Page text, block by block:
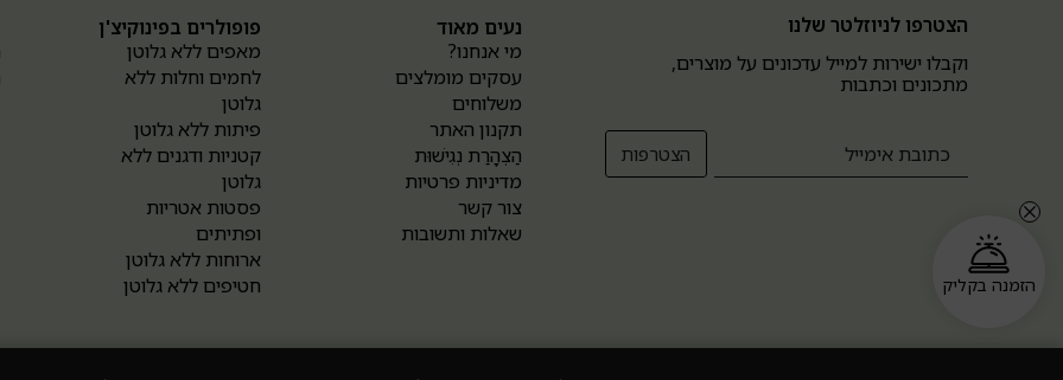
הצטרפו לניוזלטר שלנו
וקבלו ישירות למייל עדכונים על מוצרים,
מתכונים וכתבות
נעים מאוד
מי אנחנו?
עסקים מומלצים
משלוחים
תקנון האתר
הַצְהָרַת נְגִישׁוּת
מדיניות פרטיות
צור קשר
שאלות ותשובות
פופולרים בפינוקיצ'ן
מאפים ללא גלוטן
לחמים וחלות ללא
גלוטן
פיתות ללא גלוטן
קטניות ודגנים ללא
גלוטן
פסטות אטריות
ופתיתים
ארוחות ללא גלוטן
חטיפים ללא גלוטן
הזמנה בקליק